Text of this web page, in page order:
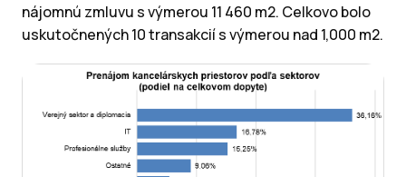
nájomnú zmluvu s výmerou 11 460 m2. Celkovo bolo
uskutočnených 10 transakcií s výmerou nad 1,000 m2.